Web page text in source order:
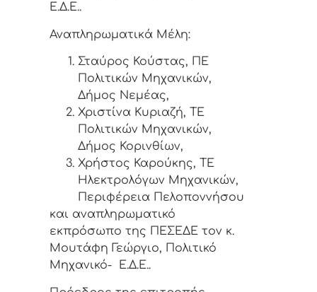
Ε.Δ.Ε..
Αναπληρωματικά Μέλη:
Σταύρος Κούστας, ΠΕ
Πολιτικών Μηχανικών,
Δήμος Νεμέας,
Χριστίνα Κυριαζή, ΤΕ
Πολιτικών Μηχανικών,
Δήμος Κορινθίων,
Χρήστος Καρούκης, ΤΕ
Ηλεκτρολόγων Μηχανικών,
Περιφέρεια Πελοποννήσου
και αναπληρωματικό
εκπρόσωπο της ΠΕΣΕΔΕ τον κ.
Μουτάφη Γεώργιο, Πολιτικό
Μηχανικό- Ε.Δ.Ε..